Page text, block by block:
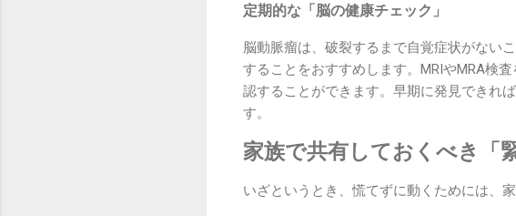
定期的な「脳の健康チェック」
脳動脈瘤は、破裂するまで自覚症状がない
することをおすすめします。MRIやMRA検
認することができます。早期に発見できれ
す。
家族で共有しておくべき「
いざというとき、慌てずに動くためには、